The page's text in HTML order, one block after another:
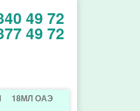
49 72
49 72
18МЛ ОАЭ